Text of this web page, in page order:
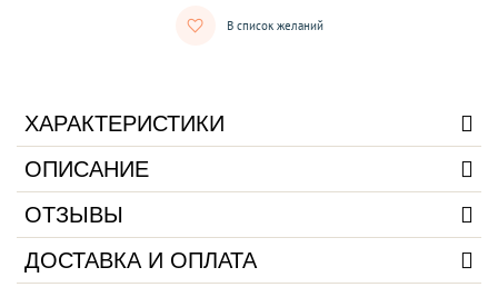
В список желаний
ХАРАКТЕРИСТИКИ
ОПИСАНИЕ
ОТЗЫВЫ
ДОСТАВКА И ОПЛАТА